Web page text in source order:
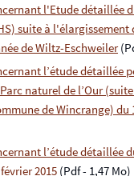
l'Etude détaillée
suite à l'élargissement
de Wiltz-Eschweiler
l’étude détaillée
naturel de l’Our
de Wincrange) du
l’étude détaillée
2015 (Pdf - 1,47 Mo)